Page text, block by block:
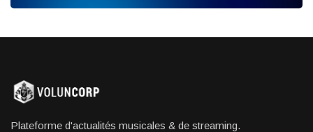
Plateforme d'actualités musicales & de streaming.